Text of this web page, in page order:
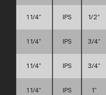
1 1/4” IPS 1/2”
1 1/4” IPS 3/4”
1 1/4” IPS 3/4”
1 1/4” IPS 1”